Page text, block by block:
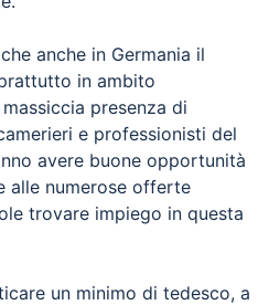
anche in Germania il
in ambito
presenza di
e professionisti del
avere buone opportunità
alle numerose offerte
trovare impiego in questa
un minimo di tedesco, a